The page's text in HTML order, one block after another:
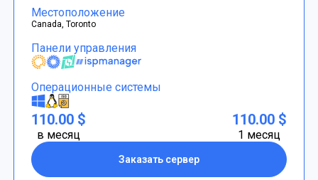
Местоположение
Canada, Toronto
Панели управления
Операционные системы
110.00 $
в месяц
Заказать сервер
110.00 $
1 месяц